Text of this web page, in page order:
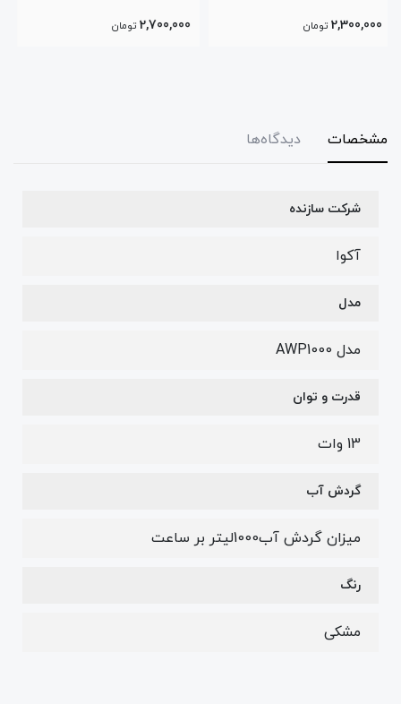
2,700,000
3,400,000
مشخصات دیدگاه‌ها
شرکت سازنده
آکوا
مدل
مدل AWP1000
قدرت و توان
13 وات
گردش آب
میزان گردش آب1000لیتر بر ساعت
رنگ
مشکی